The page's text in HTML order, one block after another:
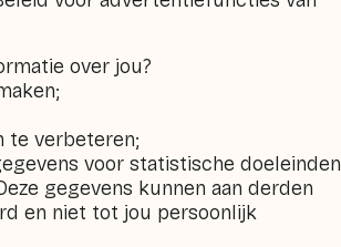
over jou?
te verbeteren;
voor statistische doeleinden
gegevens kunnen aan derden
en niet tot jou persoonlijk